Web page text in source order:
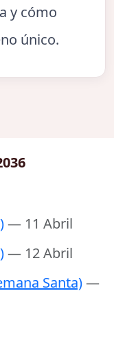
y cómo
único.
— 11 Abril
— 12 Abril
Santa)—